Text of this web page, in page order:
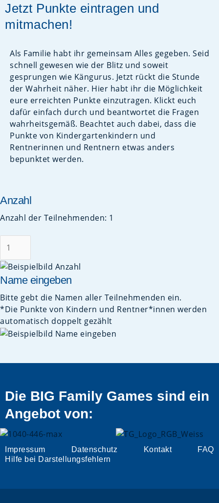
Jetzt Punkte eintragen und
mitmachen!
Als Familie habt ihr gemeinsam Alles gegeben. Seid
schnell gewesen wie der Blitz und soweit
gesprungen wie Kängurus. Jetzt rückt die Stunde
der Wahrheit näher. Hier habt ihr die Möglichkeit
eure erreichten Punkte einzutragen. Klickt euch
dafür einfach durch und beantwortet die Fragen
wahrheitsgemäß. Beachtet auch dabei, dass die
Punkte von Kindergartenkindern und
Rentnerinnen und Rentnern etwas anders
bepunktet werden.
Anzahl
Anzahl der Teilnehmenden: 1
Name eingeben
Bitte gebt die Namen aller Teilnehmenden ein.
*Die Punkte von Kindern und Rentner*innen werden
automatisch doppelt gezählt
Die BIG Family Games sind ein
Angebot von:
Impressum Datenschutz Kontakt
FAQ
Hilfe bei Darstellungsfehlern